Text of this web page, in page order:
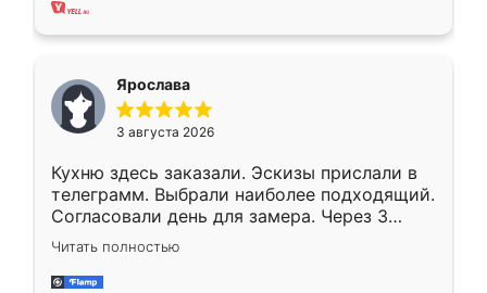
Ярослава
3 августа 2026
Кухню здесь заказали. Эскизы прислали в
телеграмм. Выбрали наиболее подходящий.
Согласовали день для замера. Через 3
недели кухня была уже готова. Остались
довольны работой. Спасибо Ренессанс
мебель за качественную работу!
Читать полностью